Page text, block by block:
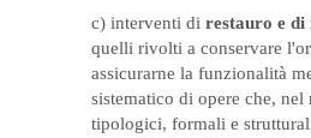
c) interventi di restauro e di
quelli rivolti a conservare
assicurarne la funzionalità
sistematico di opere che,
tipologici, formali e